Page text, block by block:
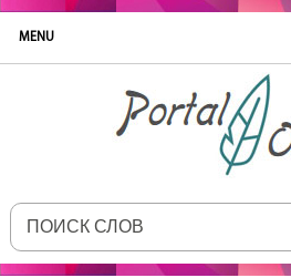
MENU